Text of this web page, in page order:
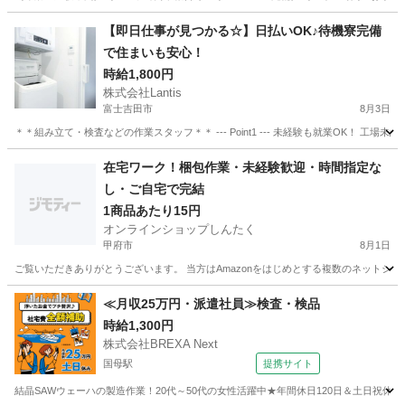
その他
【即日仕事が見つかる☆】日払いOK♪待機寮完備
で住まいも安心！
時給1,800円
株式会社Lantis
富士吉田市 8月3日
＊＊組み立て・検査などの作業スタッフ＊＊ --- Point1 --- 未経験も就業OK！ 工場未
富士吉田市 スタッフ
在宅ワーク！梱包作業・未経験歓迎・時間指定な
し・ご自宅で完結
1商品あたり15円
オンラインショップしんたく
甲府市 8月1日
ご覧いただきありがとうございます。 当方はAmazonをはじめとする複数のネットシ
山梨 甲府市 仕分け 出来高制
≪月収25万円・派遣社員≫検査・検品
時給1,300円
株式会社BREXA Next
国母駅 提携サイト
結晶SAWウェーハの製造作業！20代～50代の女性活躍中★年間休日120日＆土日祝休